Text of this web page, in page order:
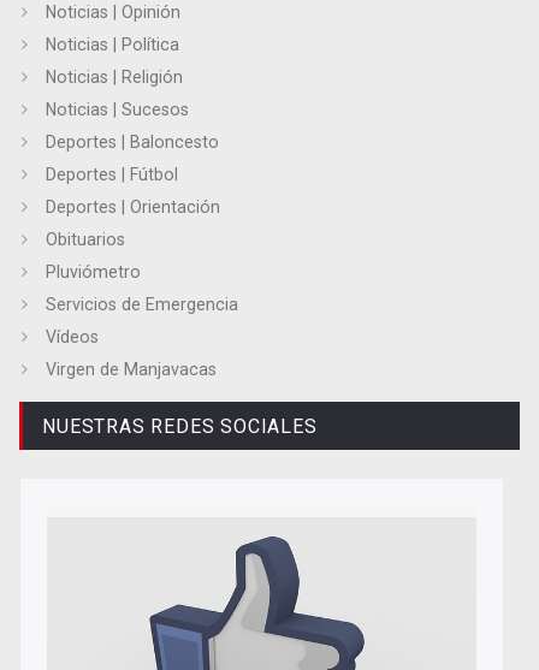
Noticias | Opinión
Noticias | Política
Noticias | Religión
Noticias | Sucesos
Deportes | Baloncesto
Deportes | Fútbol
Deportes | Orientación
Obituarios
Pluviómetro
Servicios de Emergencia
Vídeos
Virgen de Manjavacas
NUESTRAS REDES SOCIALES